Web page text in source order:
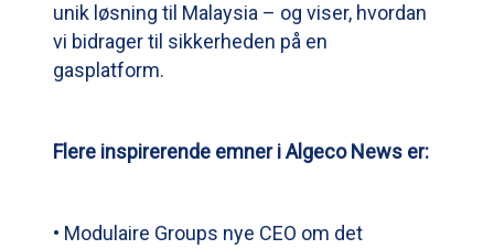
unik løsning til Malaysia – og viser, hvordan
vi bidrager til sikkerheden på en
gasplatform.
Flere inspirerende emner i Algeco News er:
• Modulaire Groups nye CEO om det